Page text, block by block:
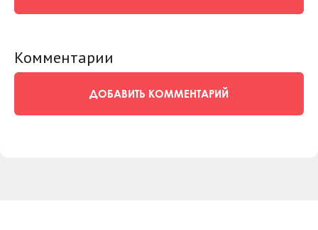
Комментарии
ДОБАВИТЬ КОММЕНТАРИЙ